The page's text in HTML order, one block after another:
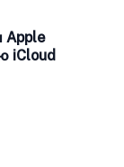
Apple
iCloud